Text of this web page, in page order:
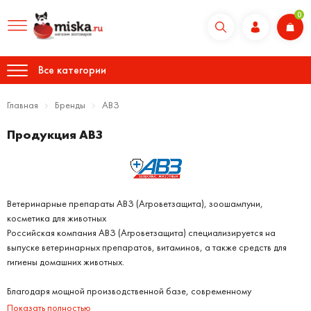
0
Все категории
Главная Бренды АВЗ
Продукция АВЗ
Ветеринарные препараты АВЗ (Агроветзащита), зоошампуни,
косметика для животных
Российская компания АВЗ (Агроветзащита) специализируется на
выпуске ветеринарных препаратов, витаминов, а также средств для
гигиены домашних животных.
Благодаря мощной производственной базе, современному
оборудованию и собственным лабораториям, компания выпускает
Показать полностью